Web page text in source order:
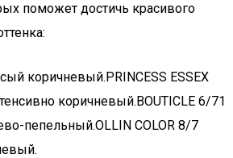
поможет достичь красивого
коричневый.PRINCESS ESSEX
коричневый.BOUTICLE 6/71
пепельный.OLLIN COLOR 8/7